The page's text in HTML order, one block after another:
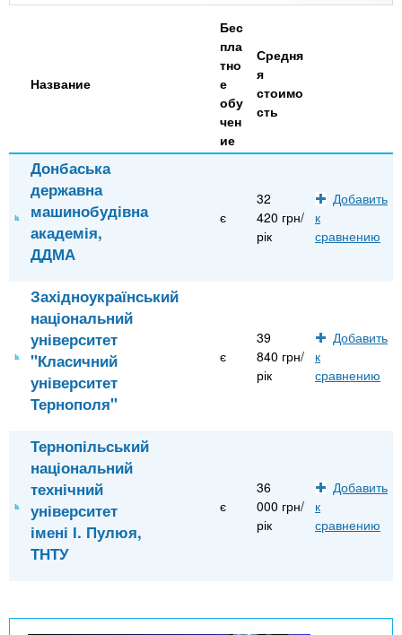
n
s
.
i
n
o
х
и
Онлайн курсы
За рубежом
Название
Бес
пла
тно
е
обу
чен
ие
Средня
я
стоимо
сть
Донбаська
державна
машинобудівна
академія,
ДДМА
є
32
420 грн/
рік
Добавить
к
сравнению
Західноукраїнський
національний
університет
"Класичний
університет
Тернополя"
є
39
840 грн/
рік
Добавить
к
сравнению
Тернопільський
національний
технічний
університет
імені І. Пулюя,
ТНТУ
є
36
000 грн/
рік
Добавить
к
сравнению